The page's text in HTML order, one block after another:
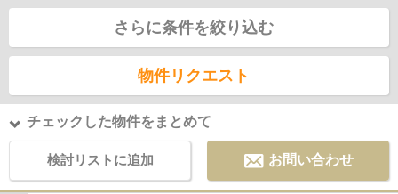
さらに条件を絞り込む
物件リクエスト
チェックした物件をまとめて
検討リストに追加 お問い合わせ